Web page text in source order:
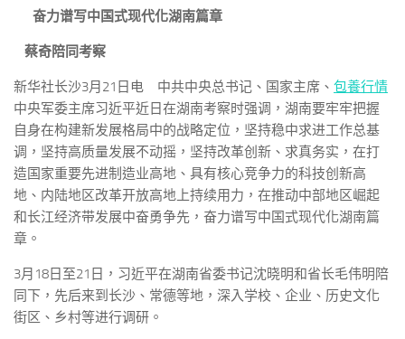
奋力谱写中国式现代化湖南篇章
蔡奇陪同考察
新华社长沙3月21日电 中共中央总书记、国家主席、 包養行情
中央军委主席习近平近日在湖南考察时强调，湖南要牢牢把握
自身在构建新发展格局中的战略定位，坚持稳中求进工作总基
调，坚持高质量发展不动摇，坚持改革创新、求真务实，在打
造国家重要先进制造业高地、具有核心竞争力的科技创新高
地、内陆地区改革开放高地上持续用力，在推动中部地区崛起
和长江经济带发展中奋勇争先，奋力谱写中国式现代化湖南篇
章。
3月18日至21日，习近平在湖南省委书记沈晓明和省长毛伟明陪
同下，先后来到长沙、常德等地，深入学校、企业、历史文化
街区、乡村等进行调研。